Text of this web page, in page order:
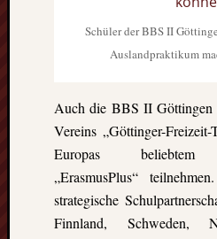
Schüler der BBS II
Auslandpraktikum
Auch die BBS II Göttingen
Vereins „Göttinger-
Europas beliebtem
„ErasmusPlus“
strategische
Finnland, Schweden,